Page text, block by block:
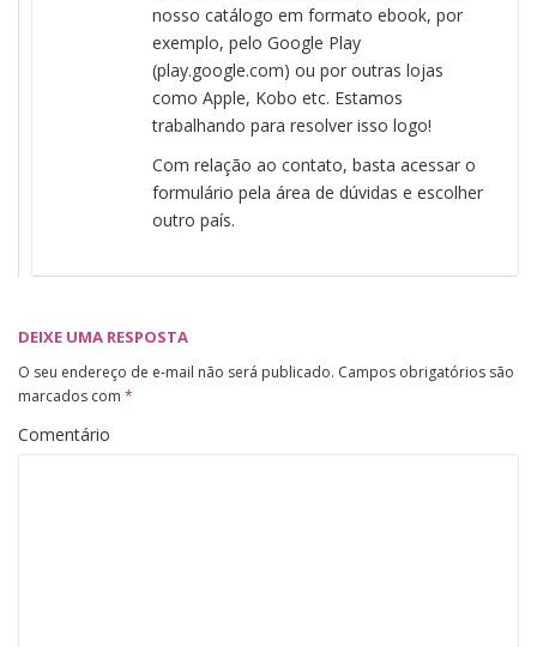
nosso catálogo em formato ebook, por
exemplo, pelo Google Play
(play.google.com) ou por outras lojas
como Apple, Kobo etc. Estamos
trabalhando para resolver isso logo!
Com relação ao contato, basta acessar o
formulário pela área de dúvidas e escolher
outro país.
DEIXE UMA RESPOSTA
O seu endereço de e-mail não será publicado. Campos obrigatórios são
marcados com *
Comentário